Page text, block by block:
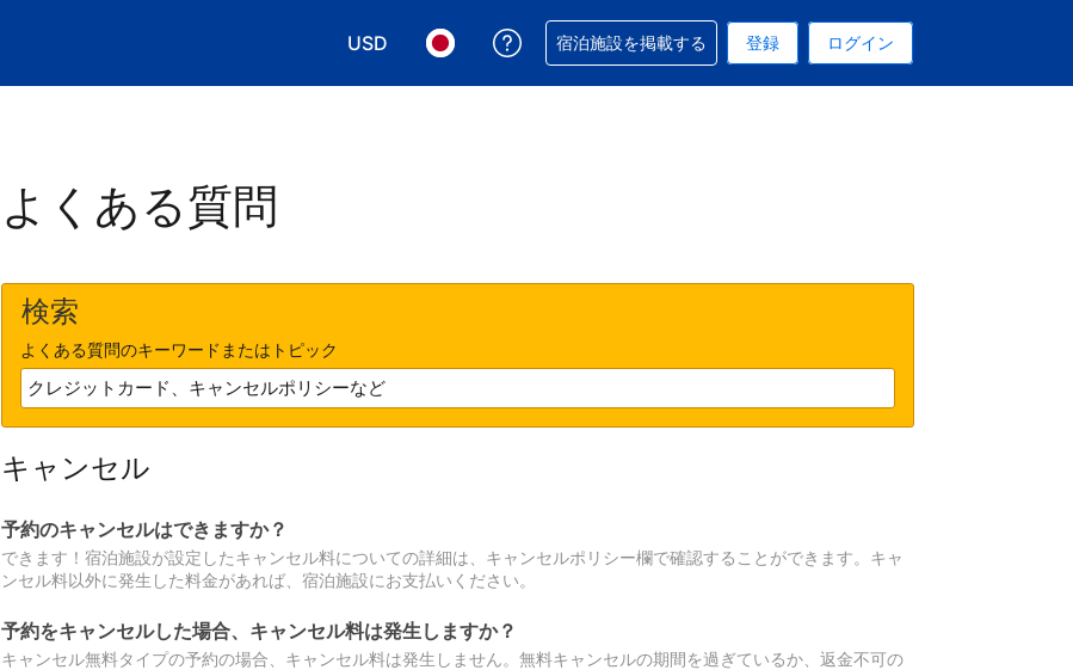
USD
表示通貨を選択. 現在選択中の表示通貨はUSドルです
言語を選択. 現在選択中の言語は日本語です
予約に関するサポートを受けられます
宿泊施設を掲載する 登録 ログイン
よくある質問
検索
よくある質問のキーワードまたはトピック
キャンセル
予約のキャンセルはできますか？
できます！宿泊施設が設定したキャンセル料についての詳細は、キャンセルポリシー欄で確認することができます。キャ
ンセル料以外に発生した料金があれば、宿泊施設にお支払いください。
予約をキャンセルした場合、キャンセル料は発生しますか？
キャンセル無料タイプの予約の場合、キャンセル料は発生しません。無料キャンセルの期間を過ぎているか、返金不可の